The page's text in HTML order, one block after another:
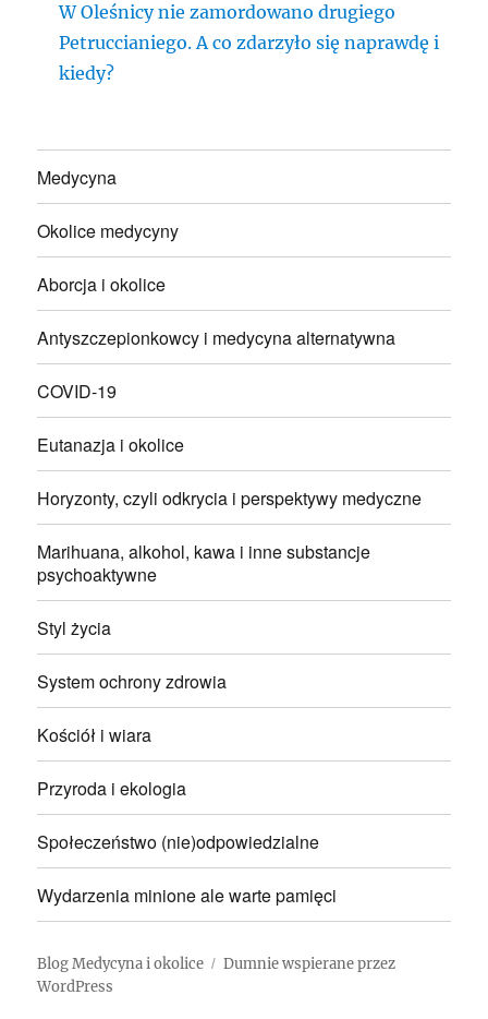
W Oleśnicy nie zamordowano drugiego
Petruccianiego. A co zdarzyło się naprawdę i
kiedy?
Medycyna
Okolice medycyny
Aborcja i okolice
Antyszczepionkowcy i medycyna alternatywna
COVID-19
Eutanazja i okolice
Horyzonty, czyli odkrycia i perspektywy medyczne
Marihuana, alkohol, kawa i inne substancje
psychoaktywne
Styl życia
System ochrony zdrowia
Kościół i wiara
Przyroda i ekologia
Społeczeństwo (nie)odpowiedzialne
Wydarzenia minione ale warte pamięci
Blog Medycyna i okolice
Dumnie wspierane przez
WordPress